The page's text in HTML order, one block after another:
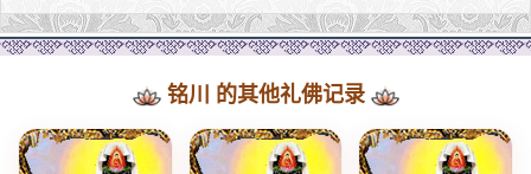
铭川 的其他礼佛记录